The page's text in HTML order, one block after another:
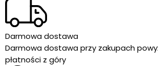
Darmowa dostawa
Darmowa dostawa przy zakupach
płatności z góry